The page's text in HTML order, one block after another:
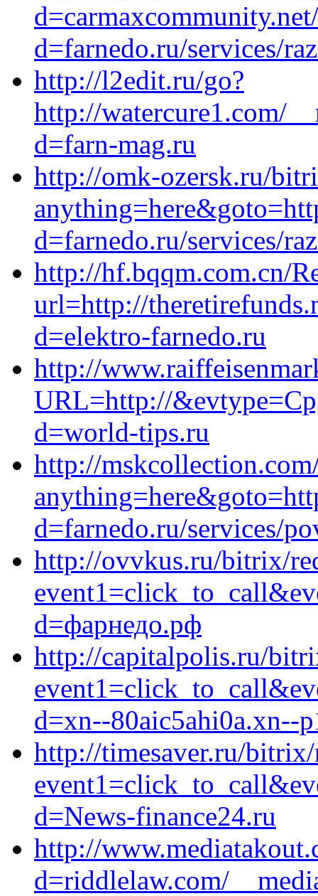
d=farnedo.ru/services/
http://l2edit.ru/go?
http://watercure1.com/
d=farn-mag.ru
http://omk-ozersk.ru/
d=farnedo.ru/services/
http://hf.bqqm.com.cn/
url=http://
d=elektro-farnedo.ru
http://
URL=http://
d=world-tips.ru
http://
d=farnedo.ru/services/
http://ovvkus.ru/bitrix/
d=фарнедо.рф
http://capitalpolis.ru/
d=xn--80aic5ahi0a.xn--
http://timesaver.ru/
d=News-finance24.ru
http://
d=riddlelaw.com/